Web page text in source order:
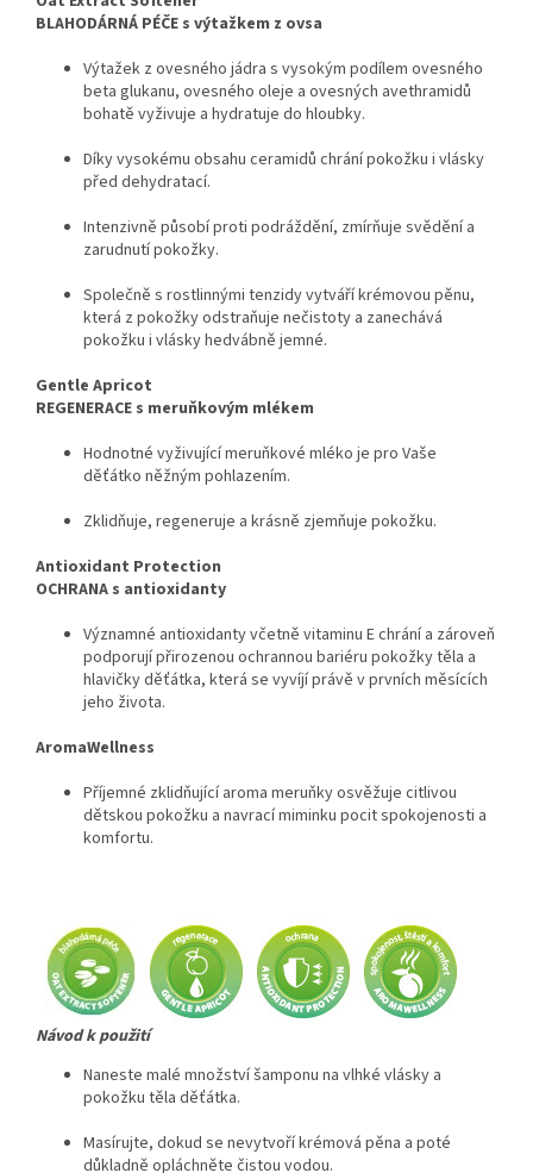
BLAHODÁRNÁ PÉČE s výtažkem z ovsa
Výtažek z ovesného jádra s vysokým podílem ovesného
beta glukanu, ovesného oleje a ovesných avethramidů
bohatě vyživuje a hydratuje do hloubky.
Díky vysokému obsahu ceramidů chrání pokožku i vlásky
před dehydratací.
Intenzivně působí proti podráždění, zmírňuje svědění a
zarudnutí pokožky.
Společně s rostlinnými tenzidy vytváří krémovou pěnu,
která z pokožky odstraňuje nečistoty a zanechává
pokožku i vlásky hedvábně jemné.
Gentle Apricot
REGENERACE s meruňkovým mlékem
Hodnotné vyživující meruňkové mléko je pro Vaše
děťátko něžným pohlazením.
Zklidňuje, regeneruje a krásně zjemňuje pokožku.
Antioxidant Protection
OCHRANA s antioxidanty
Významné antioxidanty včetně vitaminu E chrání a zároveň
podporují přirozenou ochrannou bariéru pokožky těla a
hlavičky děťátka, která se vyvíjí právě v prvních měsících
jeho života.
AromaWellness
Příjemné zklidňující aroma meruňky osvěžuje citlivou
dětskou pokožku a navrací miminku pocit spokojenosti a
komfortu.
Návod k použití
Naneste malé množství šamponu na vlhké vlásky a
pokožku těla děťátka.
Masírujte, dokud se nevytvoří krémová pěna a poté
důkladně opláchněte čistou vodou.